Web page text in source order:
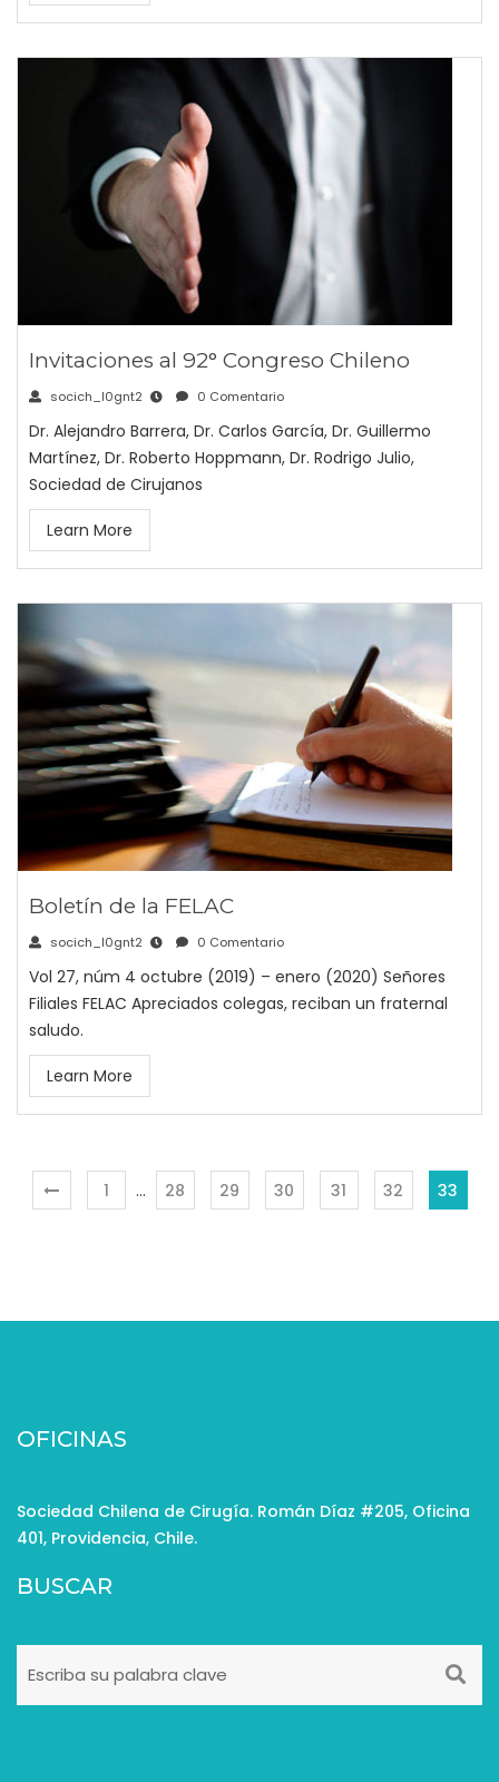
Invitaciones al 92° Congreso Chileno
socich_l0gnt2 0 Comentario
Dr. Alejandro Barrera, Dr. Carlos García, Dr. Guillermo
Martínez, Dr. Roberto Hoppmann, Dr. Rodrigo Julio,
Sociedad de Cirujanos
Learn More
Boletín de la FELAC
socich_l0gnt2 0 Comentario
Vol 27, núm 4 octubre (2019) – enero (2020) Señores
Filiales FELAC Apreciados colegas, reciban un fraternal
saludo.
Learn More
1 … 28 29 30 31 32 33
OFICINAS
Sociedad Chilena de Cirugía. Román Díaz #205, Oficina
401, Providencia, Chile.
BUSCAR